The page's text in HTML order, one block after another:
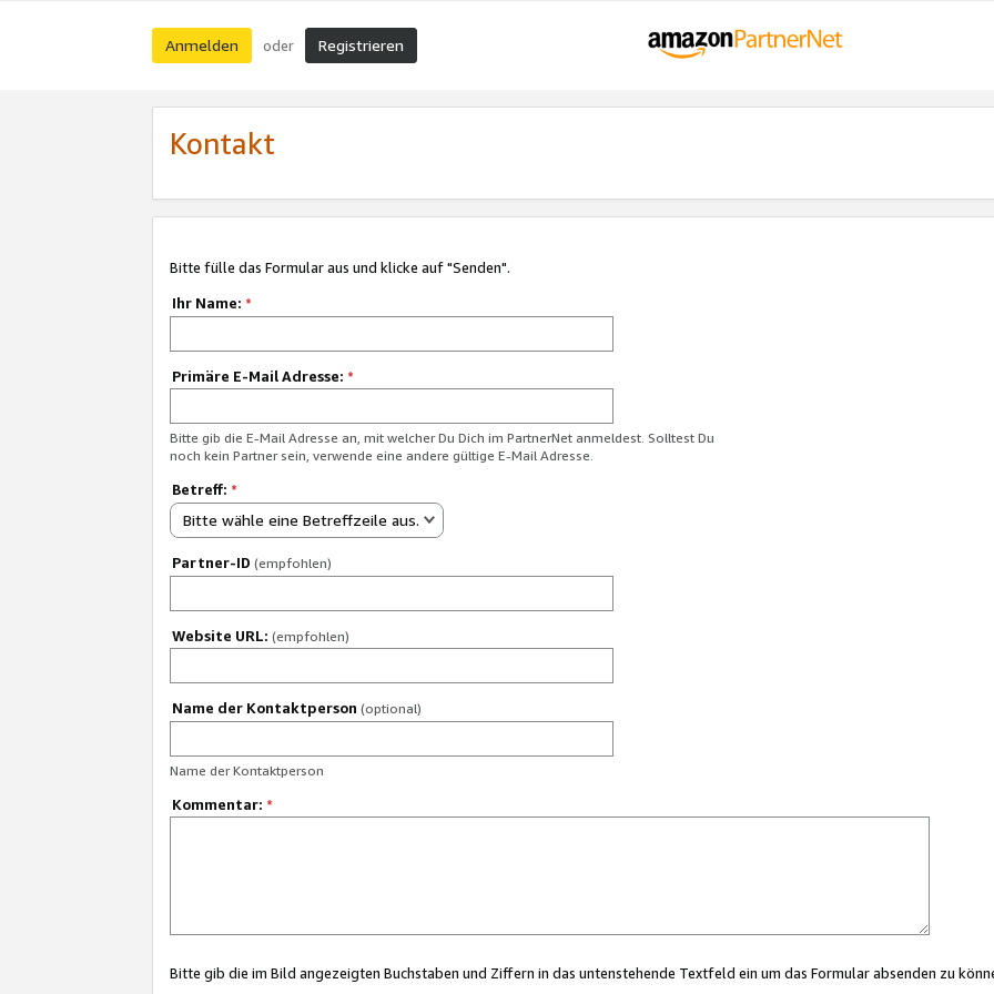
Anmelden oder Registrieren
Kontakt
Bitte fülle das Formular aus und klicke auf "Senden".
Ihr Name: *
Primäre E-Mail Adresse: *
Bitte gib die E-Mail Adresse an, mit welcher Du Dich im PartnerNet anmeldest. Solltest Du
noch kein Partner sein, verwende eine andere gültige E-Mail Adresse.
Betreff: *
Bitte wähle eine Betreffzeile aus.
Partner-ID (empfohlen)
Website URL: (empfohlen)
Name der Kontaktperson (optional)
Name der Kontaktperson
Kommentar: *
Bitte gib die im Bild angezeigten Buchstaben und Ziffern in das untenstehende Textfeld ein um das Formular absenden zu